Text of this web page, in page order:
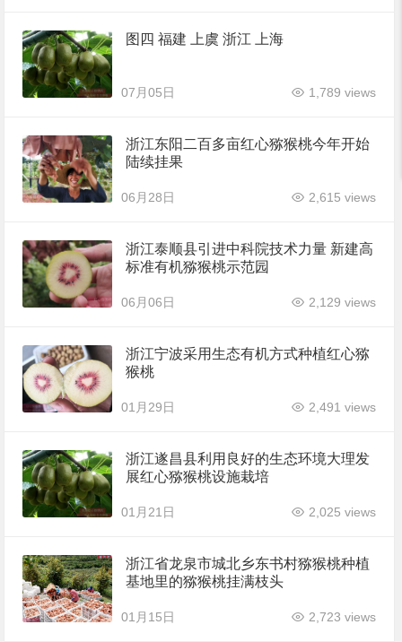
图四 福建 上虞 浙江 上海
07月05日 1,789 views
浙江东阳二百多亩红心猕猴桃今年开始
陆续挂果
06月28日 2,615 views
浙江泰顺县引进中科院技术力量 新建高
标准有机猕猴桃示范园
06月06日 2,129 views
浙江宁波采用生态有机方式种植红心猕
猴桃
01月29日 2,491 views
浙江遂昌县利用良好的生态环境大理发
展红心猕猴桃设施栽培
01月21日 2,025 views
浙江省龙泉市城北乡东书村猕猴桃种植
基地里的猕猴桃挂满枝头
01月15日 2,723 views